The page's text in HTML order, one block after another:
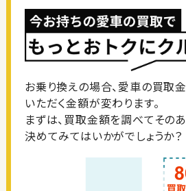
お乗り換えの場合、愛車の買取
いただく金額が変わります。
まずは、買取金額を調べてその
決めてみてはいかがでしょうか？